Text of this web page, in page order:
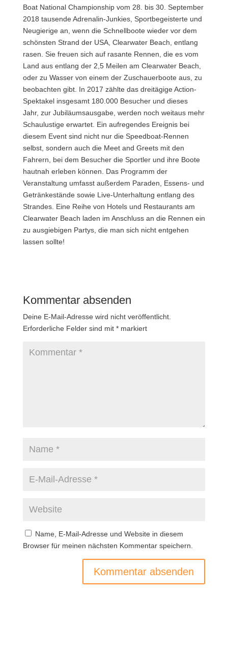
Boat National Championship vom 28. bis 30. September
2018 tausende Adrenalin-Junkies, Sportbegeisterte und
Neugierige an, wenn die Schnellboote wieder vor dem
schönsten Strand der USA, Clearwater Beach, entlang
rasen.
Sie freuen sich auf rasante Rennen, die es vom
Land aus entlang der 2,5 Meilen am Clearwater Beach,
oder zu Wasser von einem der Zuschauerboote aus, zu
beobachten gibt. In 2017 zählte das dreitägige Action-
Spektakel insgesamt 180.000 Besucher und dieses
Jahr, zur Jubiläumsausgabe, werden noch weitaus mehr
Schaulustige erwartet. Ein aufregendes Ereignis bei
diesem Event sind nicht nur die Speedboat-Rennen
selbst, sondern auch die Meet and Greets mit den
Fahrern, bei dem Besucher die Sportler und ihre Boote
hautnah erleben können. Das Programm der
Veranstaltung umfasst außerdem Paraden, Essens- und
Getränkestände sowie Live-Unterhaltung entlang des
Strandes. Eine Reihe von Hotels und Restaurants am
Clearwater Beach laden im Anschluss an die Rennen ein
zu ausgiebigen Partys, die man sich nicht entgehen
lassen sollte!
Kommentar absenden
Deine E-Mail-Adresse wird nicht veröffentlicht.
Erforderliche Felder sind mit *markiert
Name, E-Mail-Adresse und Website in diesem
Browser für meinen nächsten Kommentar speichern.